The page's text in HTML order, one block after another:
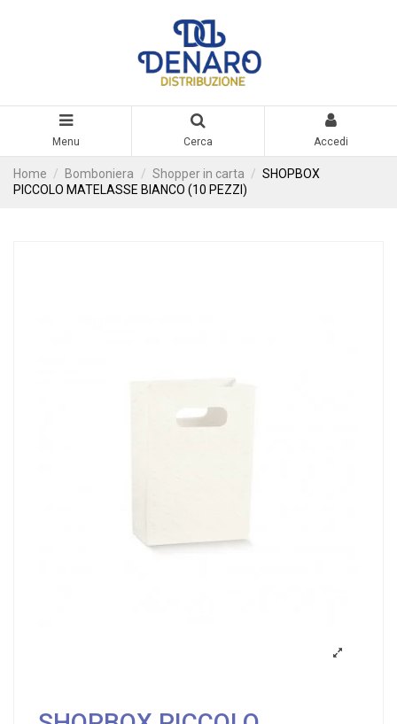
Menu Cerca Accedi
Home Bomboniera Shopper in carta
SHOPBOX
PICCOLO MATELASSE BIANCO (10 PEZZI)